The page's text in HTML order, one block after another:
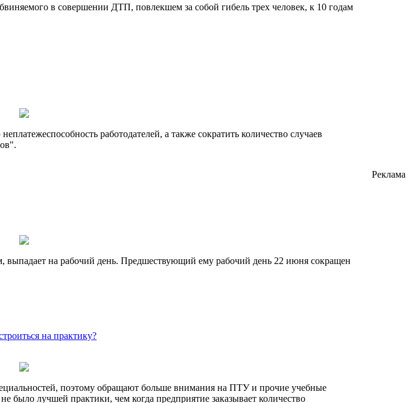
в совершении ДТП, повлекшем за собой гибель трех человек, к 10 годам
работодателей, а также сократить количество случаев
выпадает на рабочий день. Предшествующий ему рабочий день 22 июня сокращен
на практику?
поэтому обращают больше внимания на ПТУ и прочие учебные
было лучшей практики, чем когда предприятие заказывает количество
Реклама